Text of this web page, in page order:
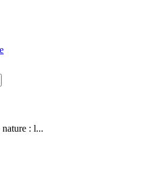
nature : l...